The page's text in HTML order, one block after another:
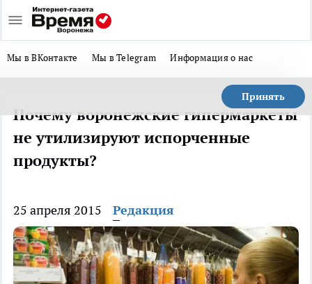
Мы в ВКонтакте Мы в Telegram Информация о нас
Принять
Почему воронежские гипермаркеты
не утилизируют испорченные
продукты?
25 апреля 2015 Редакция